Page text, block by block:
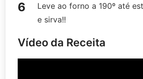
Leve ao forno a 190º até
e sirva!!
Vídeo da Receita